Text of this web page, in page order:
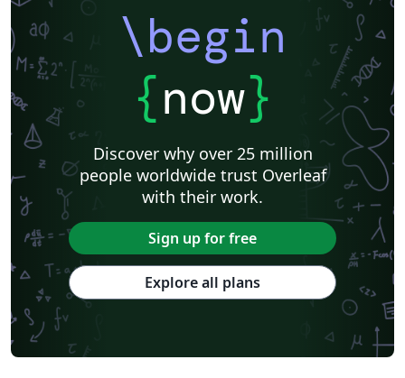
\begin
{now}
Discover why over 25 million
people worldwide trust Overleaf
with their work.
Sign up for free
Explore all plans